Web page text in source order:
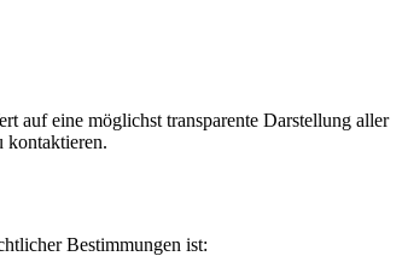
auf eine möglichst transparente Darstellung aller
kontaktieren.
Bestimmungen ist: